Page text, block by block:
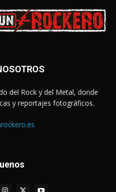
del Rock y del Metal, donde
y reportajes fotográficos.